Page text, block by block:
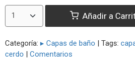
Añadir a
Categoría: ▸ Capas de baño | Tags:
cerdo | Comentarios